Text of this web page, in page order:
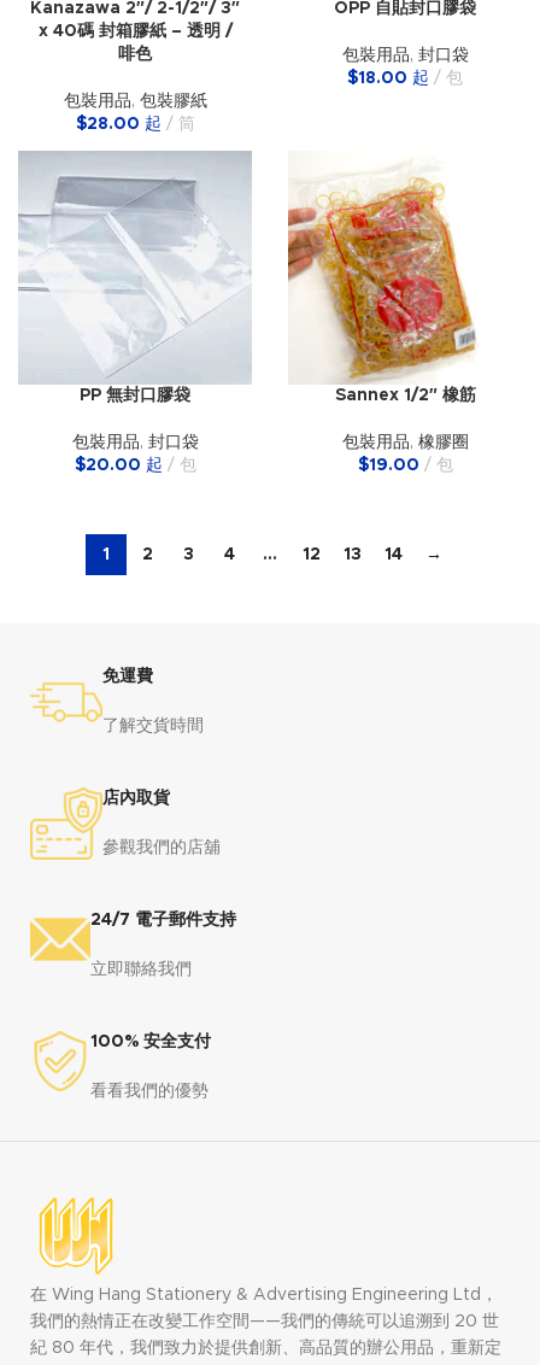
Kanazawa 2″/ 2-1/2″/ 3″
x 40碼 封箱膠紙 – 透明 /
啡色
包裝用品, 包裝膠紙
$28.00 起 筒
OPP 自貼封口膠袋
包裝用品, 封口袋
$18.00 起 包
PP 無封口膠袋
包裝用品, 封口袋
$20.00 起 包
Sannex 1/2″ 橡筋
包裝用品, 橡膠圈
$19.00 包
1 2 3 4 … 12 13 14 →
免運費
了解交貨時間
店內取貨
參觀我們的店舖
24/7 電子郵件支持
立即聯絡我們
100% 安全支付
看看我們的優勢
在 Wing Hang Stationery & Advertising Engineering Ltd，
我們的熱情正在改變工作空間——我們的傳統可以追溯到 20 世
紀 80 年代，我們致力於提供創新、高品質的辦公用品，重新定